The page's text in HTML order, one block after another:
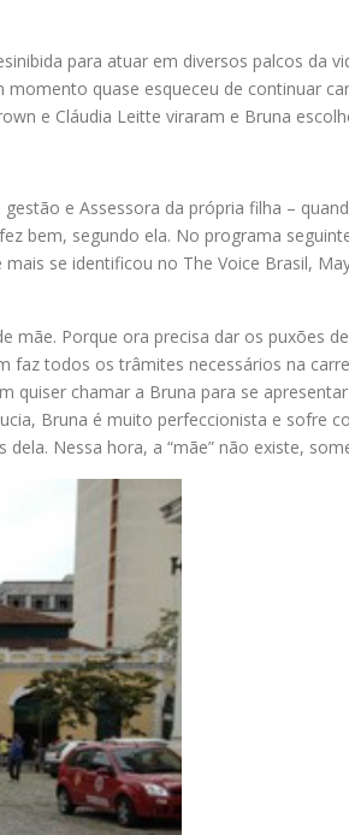
para atuar em diversos palcos da
quase esqueceu de continuar
e Cláudia Leitte viraram e Bruna
e Assessora da própria filha –
bem, segundo ela. No programa
se identificou no The Voice Brasil,
mãe. Porque ora precisa dar os puxões
faz todos os trâmites necessários na
chamar a Bruna para se
Bruna é muito perfeccionista e sofre
Nessa hora, a “mãe” não existe,